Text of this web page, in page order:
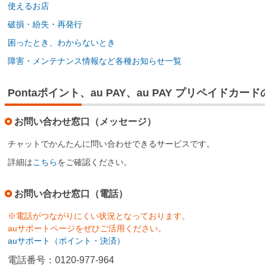
使えるお店
破損・紛失・再発行
困ったとき、わからないとき
障害・メンテナンス情報など各種お知らせ一覧
Pontaポイント、au PAY、au PAY プリペイドカード
お問い合わせ窓口（メッセージ）
チャットでかんたんに問い合わせできるサービスです。
詳細はこちらをご確認ください。
お問い合わせ窓口（電話）
※電話がつながりにくい状況となっております。
auサポートページをぜひご活用ください。
auサポート（ポイント・決済）
電話番号：0120-977-964